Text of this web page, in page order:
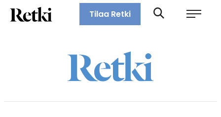
Siirry
suoraan
Retki-lehti
Tilaa Retki